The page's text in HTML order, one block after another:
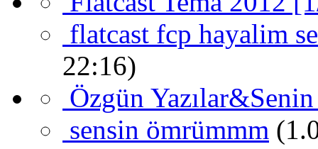
flatcast fcp hayalim
22:16)
Özgün
sensin ömrümmm